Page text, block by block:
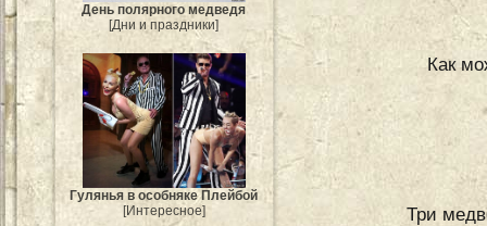
День полярного медведя
[Дни и праздники]
Гулянья в особняке Плейбой
[Интересное]
Как
Три